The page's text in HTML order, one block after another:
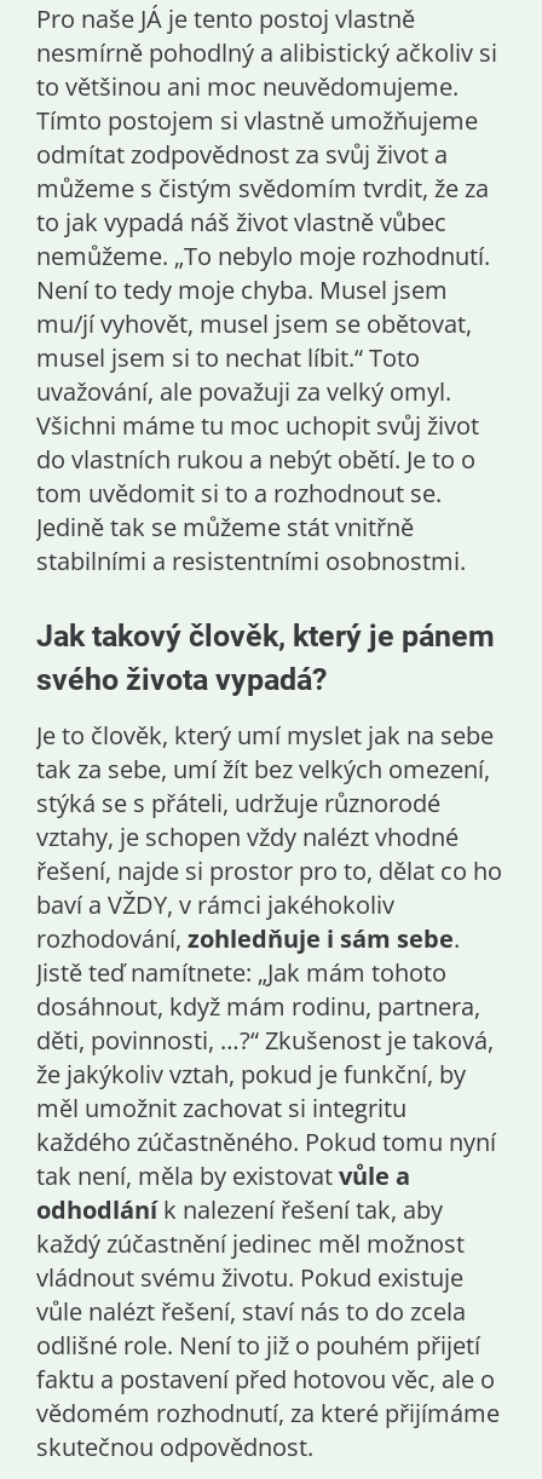
Pro naše JÁ je tento postoj vlastně
nesmírně pohodlný a alibistický ačkoliv si
to většinou ani moc neuvědomujeme.
Tímto postojem si vlastně umožňujeme
odmítat zodpovědnost za svůj život a
můžeme s čistým svědomím tvrdit, že za
to jak vypadá náš život vlastně vůbec
nemůžeme. „To nebylo moje rozhodnutí.
Není to tedy moje chyba. Musel jsem
mu/jí vyhovět, musel jsem se obětovat,
musel jsem si to nechat líbit.“ Toto
uvažování, ale považuji za velký omyl.
Všichni máme tu moc uchopit svůj život
do vlastních rukou a nebýt obětí. Je to o
tom uvědomit si to a rozhodnout se.
Jedině tak se můžeme stát vnitřně
stabilními a resistentními osobnostmi.
Jak takový člověk, který je pánem
svého života vypadá?
Je to člověk, který umí myslet jak na sebe
tak za sebe, umí žít bez velkých omezení,
stýká se s přáteli, udržuje různorodé
vztahy, je schopen vždy nalézt vhodné
řešení, najde si prostor pro to, dělat co ho
baví a VŽDY, v rámci jakéhokoliv
rozhodování, zohledňuje i sám sebe.
Jistě teď namítnete: „Jak mám tohoto
dosáhnout, když mám rodinu, partnera,
děti, povinnosti, …?“ Zkušenost je taková,
že jakýkoliv vztah, pokud je funkční, by
měl umožnit zachovat si integritu
každého zúčastněného. Pokud tomu nyní
tak není, měla by existovatvůle a
odhodláník nalezení řešení tak, aby
každý zúčastnění jedinec měl možnost
vládnout svému životu. Pokud existuje
vůle nalézt řešení, staví nás to do zcela
odlišné role. Není to již o pouhém přijetí
faktu a postavení před hotovou věc, ale o
vědomém rozhodnutí, za které přijímáme
skutečnou odpovědnost.